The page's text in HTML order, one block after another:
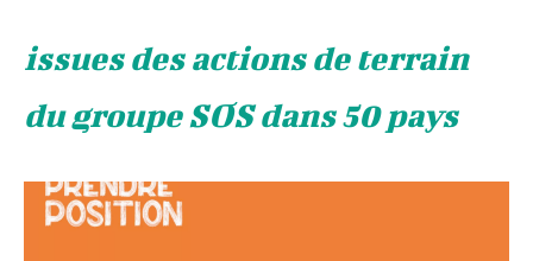
issues des actions de terrain
du groupe SOS dans 50 pays